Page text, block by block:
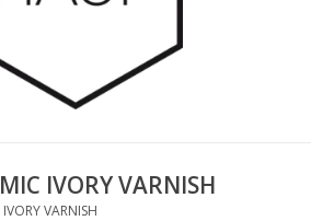
IVORY VARNISH
VARNISH